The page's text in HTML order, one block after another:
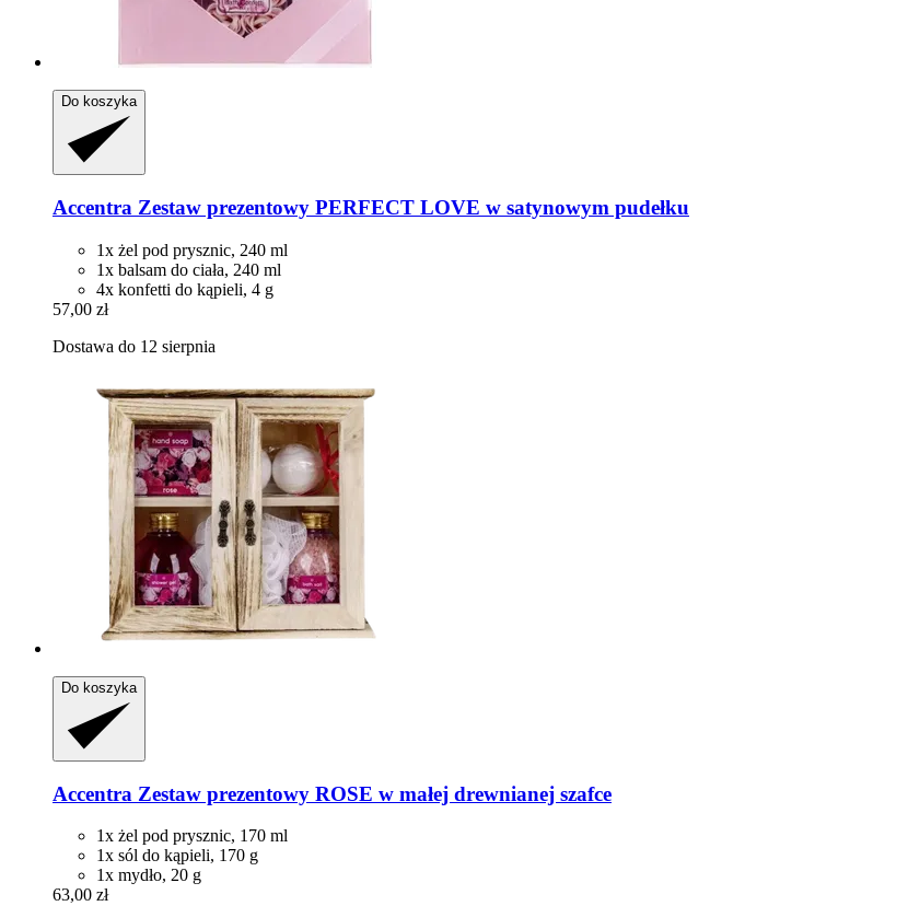
Do koszyka
Accentra Zestaw prezentowy PERFECT LOVE w satynowym pudełku
1x żel pod prysznic, 240 ml
1x balsam do ciała, 240 ml
4x konfetti do kąpieli, 4 g
57,00 zł
Dostawa do 12 sierpnia
Do koszyka
Accentra Zestaw prezentowy ROSE w małej drewnianej szafce
1x żel pod prysznic, 170 ml
1x sól do kąpieli, 170 g
1x mydło, 20 g
63,00 zł